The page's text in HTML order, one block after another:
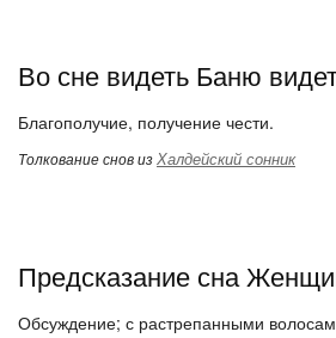
Во сне видеть Баню
Благополучие, получение чести.
Толкование снов изХалдейский сонник
Предсказание сна
Обсуждение; с растрепанными